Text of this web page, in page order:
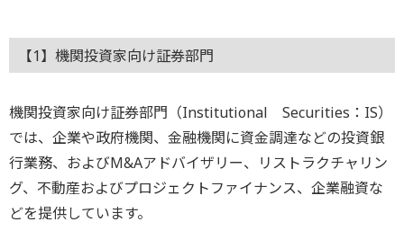
【1】機関投資家向け証券部門
機関投資家向け証券部門（Institutional Securities：IS）
では、企業や政府機関、金融機関に資金調達などの投資銀
行業務、およびM&Aアドバイザリー、リストラクチャリン
グ、不動産およびプロジェクトファイナンス、企業融資な
どを提供しています。